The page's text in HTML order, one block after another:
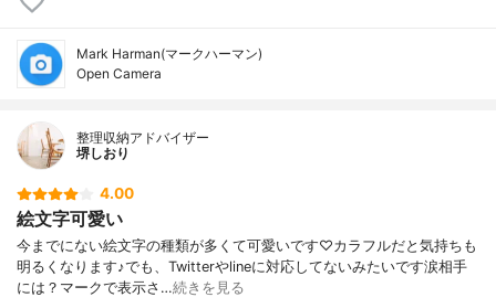
Mark Harman(マークハーマン)
Open Camera
整理収納アドバイザー
堺しおり
4.00
絵文字可愛い
今までにない絵文字の種類が多くて可愛いです♡カラフルだと気持ちも
明るくなります♪でも、Twitterやlineに対応してないみたいです涙相手
には？マークで表示さ…続きを見る